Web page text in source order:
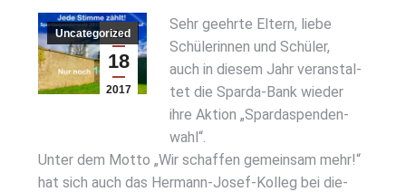
Mai
18
2017
Uncategorized
Sehr geehr­te Eltern, lie­be
Schü­le­rin­nen und Schü­ler,
auch in die­sem Jahr ver­an­stal­
tet die Spar­da-Bank wie­der
ihre Akti­on „Spar­d­as­pen­den­
wahl“.
Unter dem Mot­to „Wir schaf­fen gemein­sam mehr!“
hat sich auch das Her­mann-Josef-Kol­leg bei die­